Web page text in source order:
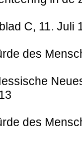
C, 11. Juli
des
des